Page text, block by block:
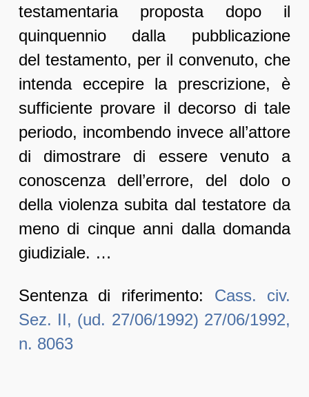
testamentaria proposta dopo il
quinquennio dalla pubblicazione
del testamento, per il convenuto, che
intenda eccepire la prescrizione, è
sufficiente provare il decorso di tale
periodo, incombendo invece all’attore
di dimostrare di essere venuto a
conoscenza dell’errore, del dolo o
della violenza subita dal testatore da
meno di cinque anni dalla domanda
giudiziale. …
Sentenza di riferimento: Cass. civ.
Sez. II, (ud. 27/06/1992) 27/06/1992,
n. 8063